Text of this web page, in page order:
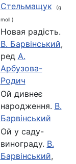
Стельмащук
(g
moll )
Новая радість.
В. Барвінський,
ред А.
Арбузова-
Родич
Ой дивнеє
народження. В.
Барвінський
Ой у саду-
винограду. В.
Барвінський,